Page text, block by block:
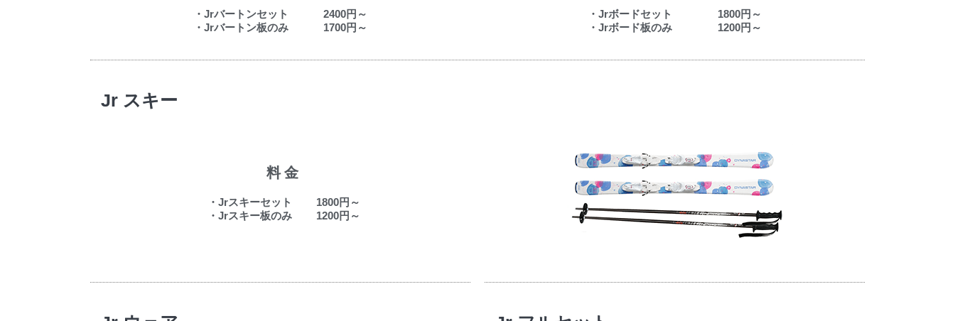
・Jrバートンセット 2400円～
・Jrバートン板のみ 1700円～
・Jrボードセット 1800円～
・Jrボード板のみ 1200円～
Jr スキー
料金
・Jrスキーセット 1800円～
・Jrスキー板のみ 1200円～